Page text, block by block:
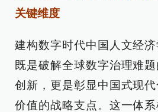
关键维度
建构数字时代中国人文经济
既是破解全球数字治理难
创新，更是彰显中国式现
价值的战略支点。这一体